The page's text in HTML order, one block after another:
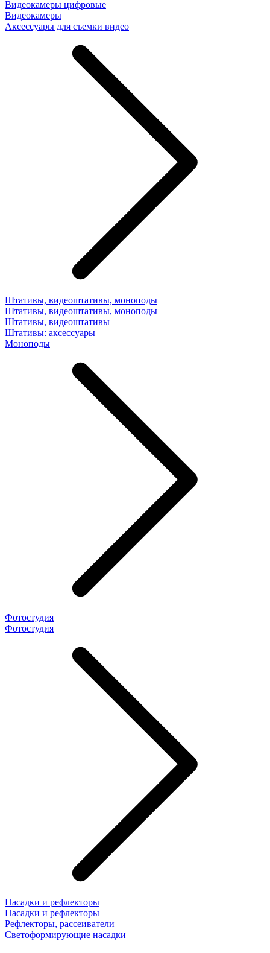
Видеокамеры цифровые
Видеокамеры
Аксессуары для съемки видео
Штативы, видеоштативы, моноподы
Штативы, видеоштативы, моноподы
Штативы, видеоштативы
Штативы: аксессуары
Моноподы
Фотостудия
Фотостудия
Насадки и рефлекторы
Насадки и рефлекторы
Рефлекторы, рассеиватели
Светоформирующие насадки